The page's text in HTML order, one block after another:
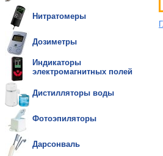
Нитратомеры
Дозиметры
Индикаторы
электромагнитных полей
Дистилляторы воды
Фотоэпиляторы
Дарсонваль